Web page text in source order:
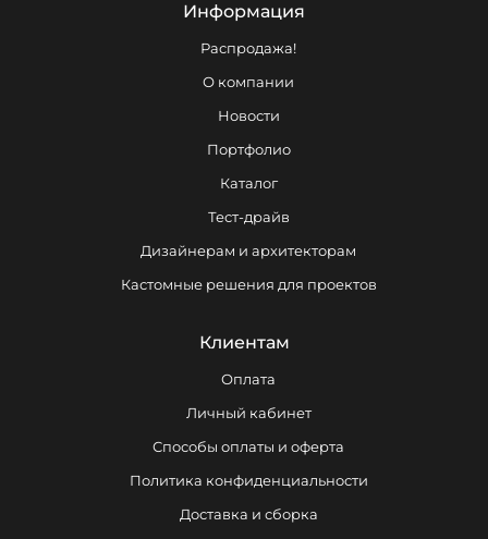
Информация
Распродажа!
О компании
Новости
Портфолио
Каталог
Тест-драйв
Дизайнерам и архитекторам
Кастомные решения для проектов
Клиентам
Оплата
Личный кабинет
Способы оплаты и оферта
Политика конфиденциальности
Доставка и сборка